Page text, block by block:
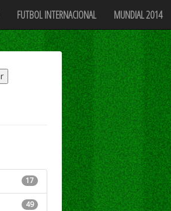
FUTBOL INTERNACIONAL MUNDIAL 2014
17
49